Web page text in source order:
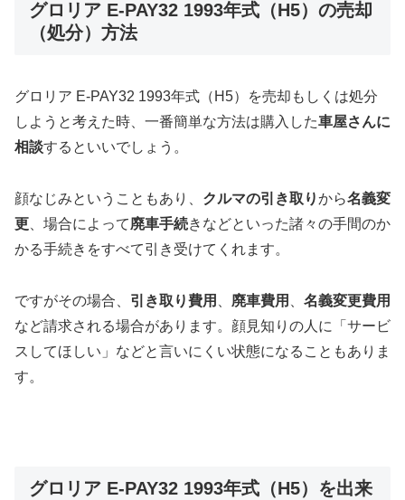
グロリア E-PAY32 1993年式（H5）の売却
（処分）方法
グロリア E-PAY32 1993年式（H5）を売却もしくは処分
しようと考えた時、一番簡単な方法は購入した車屋さんに
相談するといいでしょう。
顔なじみということもあり、 クルマの引き取りから名義変
更 、場合によって廃車手続きなどといった諸々の手間のか
かる手続きをすべて引き受けてくれます。
ですがその場合、 引き取り費用 廃車費用
名義変更費用
など請求される場合があります。顔見知りの人に「サービ
スしてほしい」などと言いにくい状態になることもありま
す。
グロリア E-PAY32 1993年式（H5）を出来